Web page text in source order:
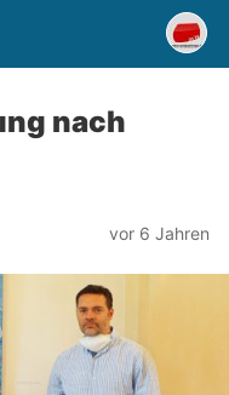
nach
vor 6 Jahren